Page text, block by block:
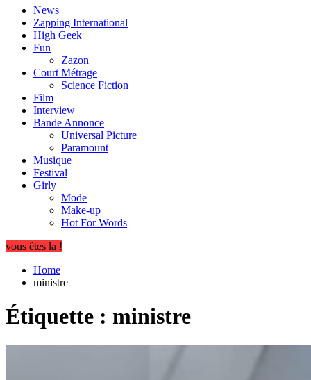
News
Zapping International
High Geek
Fun
Zazon
Court Métrage
Science Fiction
Film
Interview
Bande Annonce
Universal Picture
Paramount
Musique
Festival
Girly
Mode
Make-up
Hot For Words
vous êtes la !
Home
ministre
Étiquette : ministre